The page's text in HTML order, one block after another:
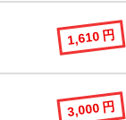
1,610 円
3,000 円